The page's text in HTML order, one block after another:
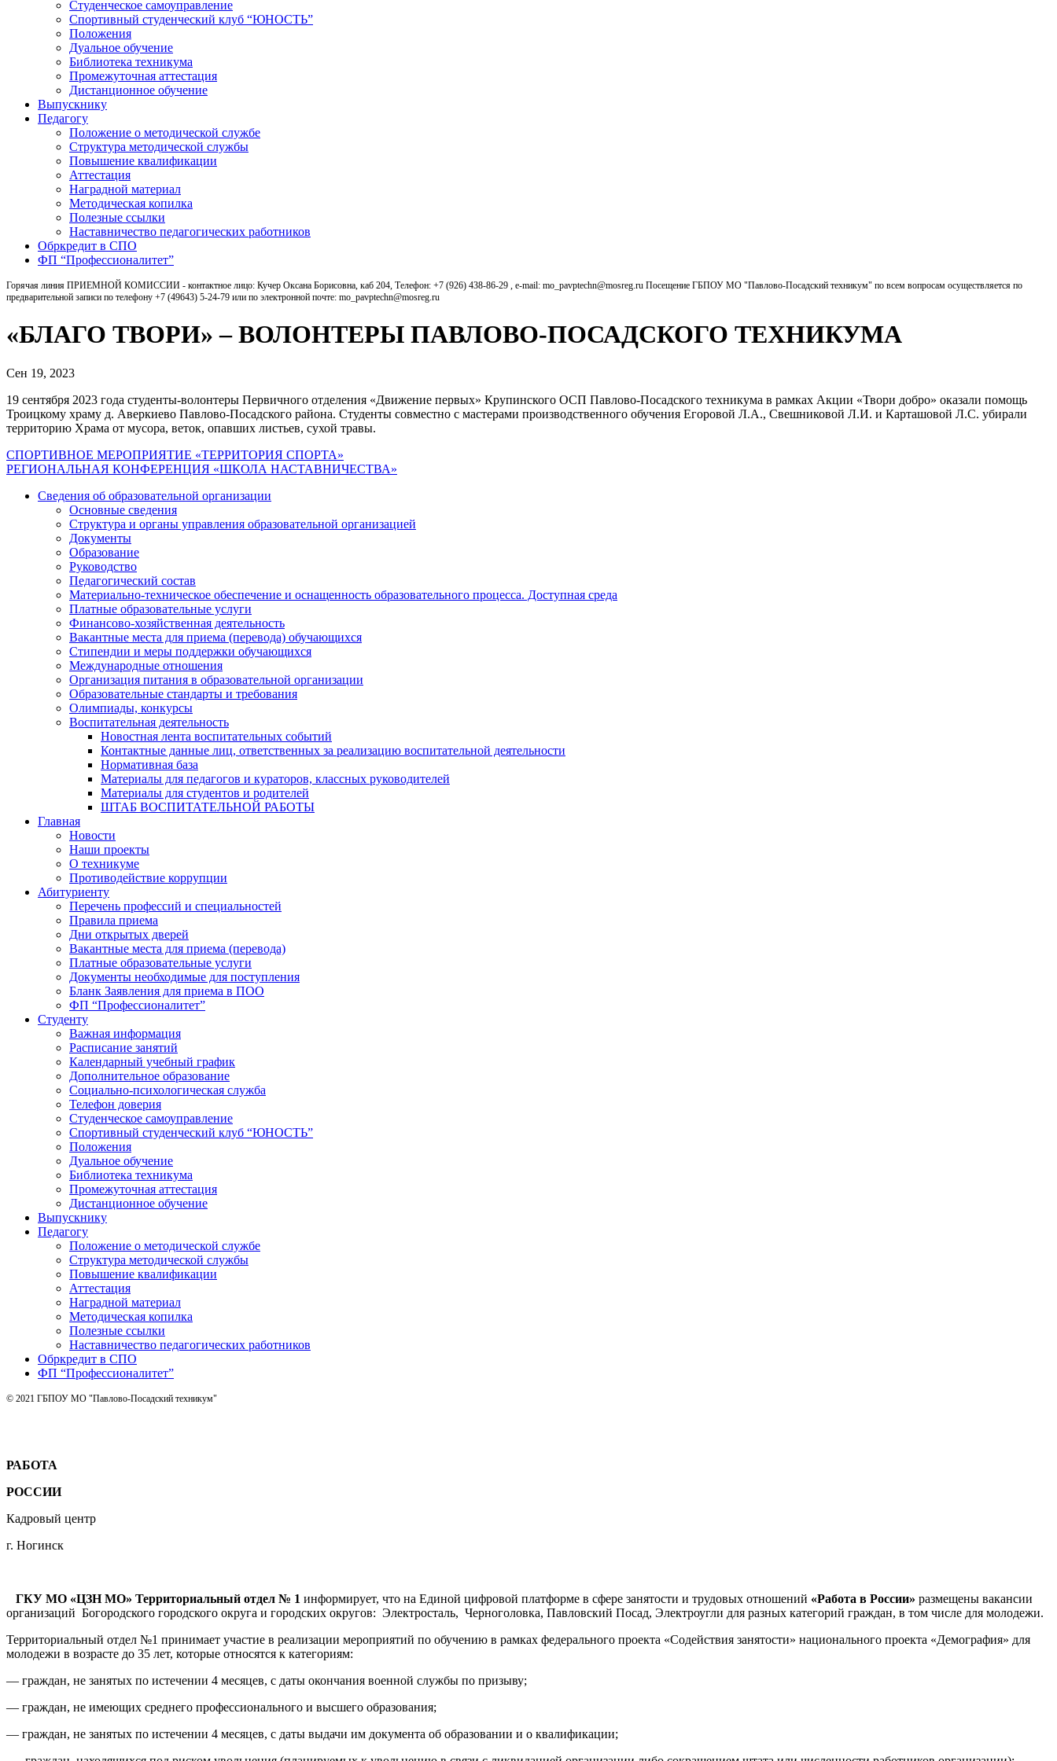
Студенческое самоуправление
Спортивный студенческий клуб “ЮНОСТЬ”
Положения
Дуальное обучение
Библиотека техникума
Промежуточная аттестация
Дистанционное обучение
Выпускнику
Педагогу
Положение о методической службе
Структура методической службы
Повышение квалификации
Аттестация
Наградной материал
Методическая копилка
Полезные ссылки
Наставничество педагогических работников
Обркредит в СПО
ФП “Профессионалитет”
Горячая линия ПРИЕМНОЙ КОМИССИИ - контактное лицо: Кучер Оксана Борисовна, каб 204, Телефон: +7 (926) 438-86-29 , e-mail: mo_pavptechn@mosreg.ru Посещение ГБПОУ МО "Павлово-Посадский техникум" по всем вопросам осуществляется по
предварительной записи по телефону +7 (49643) 5-24-79 или по электронной почте: mo_pavptechn@mosreg.ru
«БЛАГО ТВОРИ» – ВОЛОНТЕРЫ ПАВЛОВО-ПОСАДСКОГО ТЕХНИКУМА
Сен 19, 2023
19 сентября 2023 года студенты-волонтеры Первичного отделения «Движение первых» Крупинского ОСП Павлово-Посадского техникума в рамках Акции «Твори добро» оказали помощь
Троицкому храму д. Аверкиево Павлово-Посадского района. Студенты совместно с мастерами производственного обучения Егоровой Л.А., Свешниковой Л.И. и Карташовой Л.С. убирали
территорию Храма от мусора, веток, опавших листьев, сухой травы.
Навигация
по
записям
СПОРТИВНОЕ МЕРОПРИЯТИЕ «ТЕРРИТОРИЯ СПОРТА»
РЕГИОНАЛЬНАЯ КОНФЕРЕНЦИЯ «ШКОЛА НАСТАВНИЧЕСТВА»
Сведения об образовательной организации
Основные сведения
Структура и органы управления образовательной организацией
Документы
Образование
Руководство
Педагогический состав
Материально-техническое обеспечение и оснащенность образовательного процесса. Доступная среда
Платные образовательные услуги
Финансово-хозяйственная деятельность
Вакантные места для приема (перевода) обучающихся
Стипендии и меры поддержки обучающихся
Международные отношения
Организация питания в образовательной организации
Образовательные стандарты и требования
Олимпиады, конкурсы
Воспитательная деятельность
Новостная лента воспитательных событий
Контактные данные лиц, ответственных за реализацию воспитательной деятельности
Нормативная база
Материалы для педагогов и кураторов, классных руководителей
Материалы для студентов и родителей
ШТАБ ВОСПИТАТЕЛЬНОЙ РАБОТЫ
Главная
Новости
Наши проекты
О техникуме
Противодействие коррупции
Абитуриенту
Перечень профессий и специальностей
Правила приема
Дни открытых дверей
Вакантные места для приема (перевода)
Платные образовательные услуги
Документы необходимые для поступления
Бланк Заявления для приема в ПОО
ФП “Профессионалитет”
Студенту
Важная информация
Расписание занятий
Календарный учебный график
Дополнительное образование
Социально-психологическая служба
Телефон доверия
Студенческое самоуправление
Спортивный студенческий клуб “ЮНОСТЬ”
Положения
Дуальное обучение
Библиотека техникума
Промежуточная аттестация
Дистанционное обучение
Выпускнику
Педагогу
Положение о методической службе
Структура методической службы
Повышение квалификации
Аттестация
Наградной материал
Методическая копилка
Полезные ссылки
Наставничество педагогических работников
Обркредит в СПО
ФП “Профессионалитет”
© 2021 ГБПОУ МО "Павлово-Посадский техникум"
РАБОТА
РОССИИ
Кадровый центр
г. Ногинск
ГКУ МО «ЦЗН МО» Территориальный отдел № 1 информирует, что на Единой цифровой платформе в сфере занятости и трудовых отношений «Работа в России» размещены вакансии
организаций Богородского городского округа и городских округов: Электросталь, Черноголовка, Павловский Посад, Электроугли для разных категорий граждан, в том числе для молодежи.
Территориальный отдел №1 принимает участие в реализации мероприятий по обучению в рамках федерального проекта «Содействия занятости» национального проекта «Демография» для
молодежи в возрасте до 35 лет, которые относятся к категориям:
— граждан, не занятых по истечении 4 месяцев, с даты окончания военной службы по призыву;
— граждан, не имеющих среднего профессионального и высшего образования;
— граждан, не занятых по истечении 4 месяцев, с даты выдачи им документа об образовании и о квалификации;